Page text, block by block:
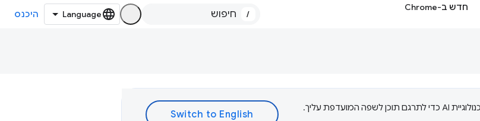
חדש ב-Chrome
/ היכנס
‫Google משתמשת בטכנולוגיית AI כדי לתרגם תוכן לשפה המועדפת עליך.